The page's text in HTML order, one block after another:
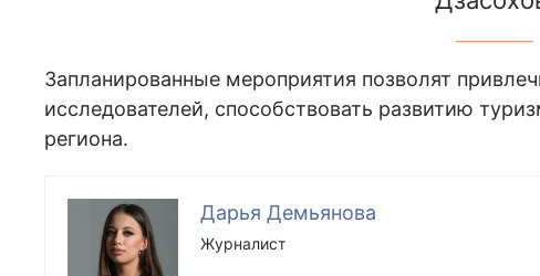
Запланированные мероприятия позволят
исследователей, способствовать развитию
региона.
Дарья Демьянова
Журналист